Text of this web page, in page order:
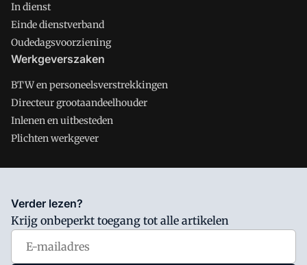
In dienst
Einde dienstverband
Oudedagsvoorziening
Werkgeverszaken
BTW en personeelsverstrekkingen
Directeur grootaandeelhouder
Inlenen en uitbesteden
Plichten werkgever
Salarisnet is onderdeel van VMN media. Lees in
waar VMN media voor staat. Op gebruik van deze site zijn de
volgende regelingen van toepassing:Algemene Voorwaarden
Privacy en Cookie beleid
Verder lezen?
Krijg onbeperkt toegang tot alle artikelen